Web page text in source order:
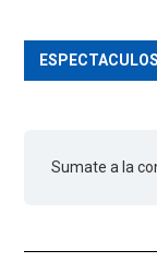
ESPECTACULOS
Sumate a la